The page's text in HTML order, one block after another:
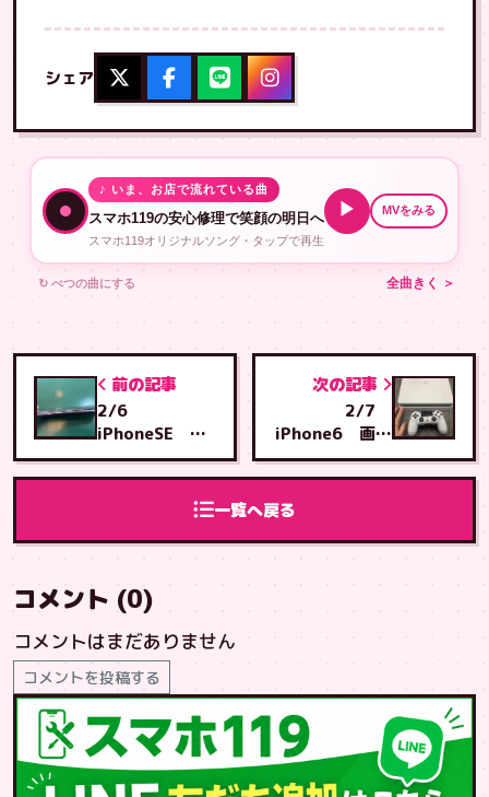
シェア
♪ いま、お店で流れている曲
スマホ119の安心修理で笑顔の明日へ
スマホ119オリジナルソング・タップで再生
▶ MVをみる
↻ べつの曲にする 全曲きく ＞
前の記事
2/6
iPhoneSE 画
面交換 兵庫県
から宜野湾ベー
スへご来店
一覧へ戻る
次の記事
2/7
iPhone6 画面
交換 糸満市か
らとよみ店へご
コメント (0)
コメントはまだありません
コメントを投稿する